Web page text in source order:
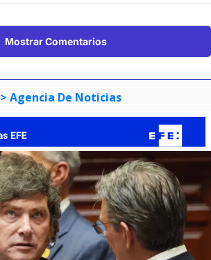
Mostrar Comentarios
> Agencia De Noticias